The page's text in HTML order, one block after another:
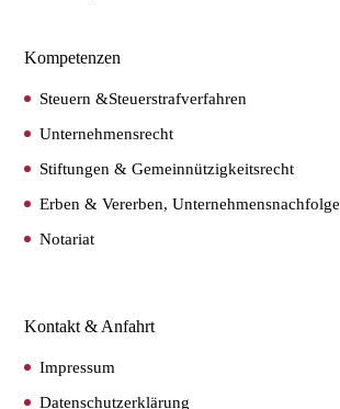
Kompetenzen
Steuern &Steuerstrafverfahren
Unternehmensrecht
Stiftungen & Gemeinnützigkeitsrecht
Erben & Vererben, Unternehmensnachfolge
Notariat
Kontakt & Anfahrt
Impressum
Datenschutzerklärung